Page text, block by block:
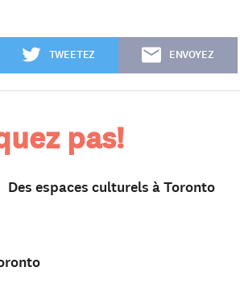
TWEETEZ ENVOYEZ
pas!
Des espaces culturels à Toronto